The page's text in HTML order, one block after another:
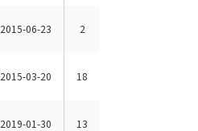
2015-06-23 2
2015-03-20 18
2019-01-30 13